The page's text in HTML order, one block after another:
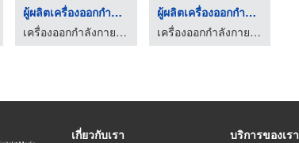
ผู้ผลิตเครื่องออกกำล ...
เครื่องออกกำลังกายกลางแจ้ง เดอะวันทอย
ผู้ผลิตเครื่องออกกำล ...
เครื่องออกกำลังกายกลางแจ้ง เดอะวันทอย
เกี่ยวกับเรา บริการของเรา